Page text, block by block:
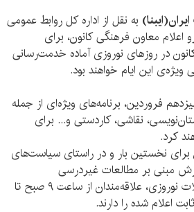
به نقل از اداره کل روابط عمومی
اعلام معاون فرهنگی کانون، برای
در روزهای نوروزی آماده‌ خدمت‌رسانی
ویژه‌ی این ایام خواهند بود.
فروردین، برنامه‌های ویژه‌ای از جمله
نقاشی، کاردستی و... برای
کرد.
برای نخستین بار و در راستای سیاست‌های
مبنی بر مطالعات غیردرسی
دانش‌آموزان در ایام تعطیلات نوروزی، علاقه‌مندان از ساعت ۹ صبح تا